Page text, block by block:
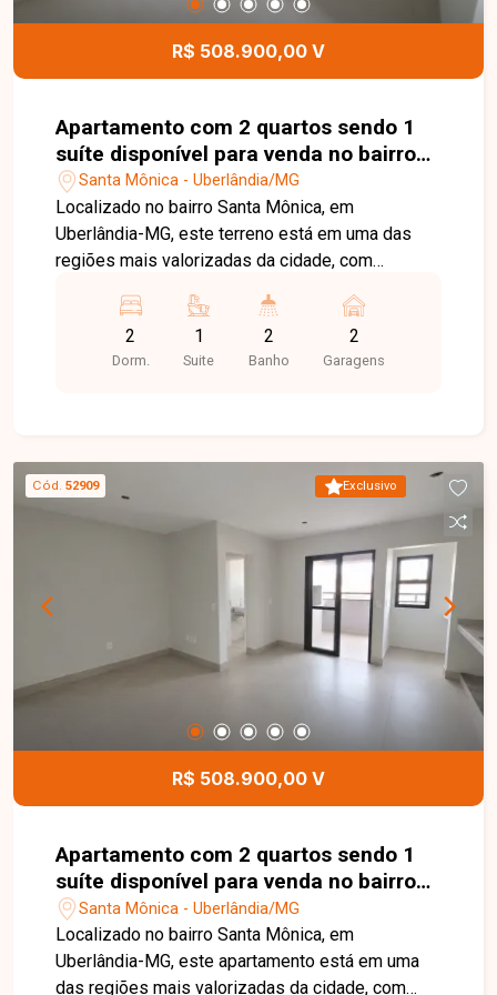
infraestrutura completa no bairro Santa Mônica.
Agende uma visita e venha conhecer todos os
detalhes deste imóvel.
R$ 508.900,00 V
Apartamento com 2 quartos sendo 1
suíte disponível para venda no bairro
Santa Mônica em Uberlândia-MG
Santa Mônica - Uberlândia/MG
Localizado no bairro Santa Mônica, em
Uberlândia-MG, este terreno está em uma das
regiões mais valorizadas da cidade, com
principais avenidas. A localização oferece
proximidade com supermercados, escolas,
universidades, farmácias, restaurantes e
total, com dimensões de 15 x 24 metros. O
terreno é plano, bem localizado e está situado
em uma região com excelente potencial de
valorização, atendendo tanto a projetos
excelente oportunidade para quem deseja
construir ou investir em um dos bairros mais
tradicionais e valorizados de Uberlândia. Agende
uma visita e venha conhecer todos os detalhes
2
Dorm.
1
Suite
2
Banho
2
Garagens
Exclusivo
Cód. 52909
R$ 508.900,00 V
Apartamento com 2 quartos sendo 1
suíte disponível para venda no bairro
Santa Mônica em Uberlândia -MG
Santa Mônica - Uberlândia/MG
Localizado no bairro Santa Mônica, em
Uberlândia-MG, este apartamento está em uma
das regiões mais valorizadas da cidade, com